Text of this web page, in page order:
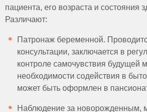
пациента, его возраста и состояния
Различают:
Патронаж беременной.
консультации, заключается в
контроле самочувствия будущей
необходимости содействия в
может быть оформлен в
Наблюдение за новорожденным,